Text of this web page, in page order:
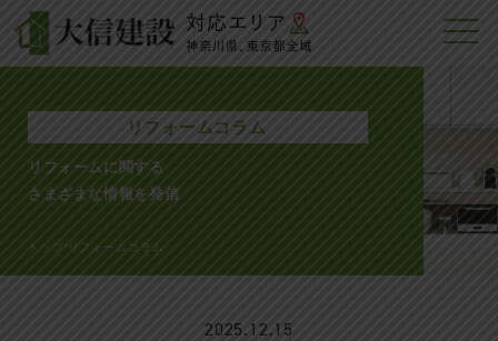
リフォームコラム
リフォームに関する
さまざまな情報を発信
トップ >リフォームコラム
2025.12.15